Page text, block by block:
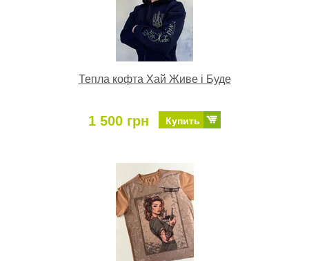
Тепла кофта Хай Живе і Буде
1 500 грн Купить